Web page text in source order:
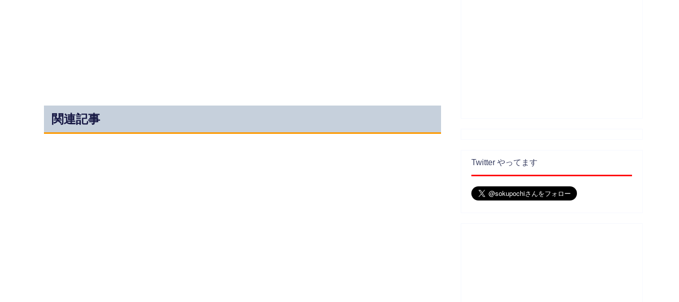
関連記事
Twitter やってます